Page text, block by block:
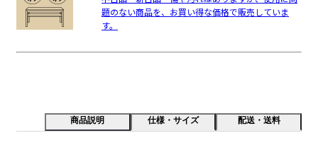
題のない商品を、お買い得な価格で販売していま
す。
商品説明 仕様・サイズ 配送・送料